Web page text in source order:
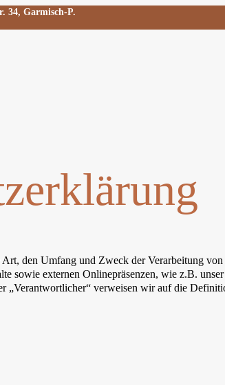
34, Garmisch-P.
den Umfang und Zweck der Verarbeitung
sowie externen Onlinepräsenzen, wie z.B.
„Verantwortlicher“ verweisen wir auf die